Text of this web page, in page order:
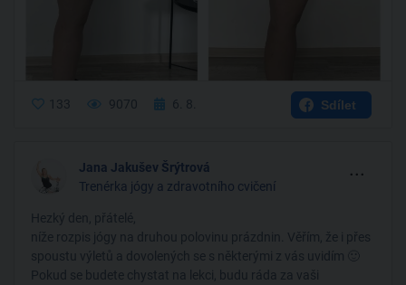
133 9070 6. 8. Sdílet
Jana Jakušev Šrýtrová
Trenérka jógy a zdravotního cvičení
...
Hezký den, přátelé,
níže rozpis jógy na druhou polovinu prázdnin. Věřím, že i přes
spoustu výletů a dovolených se s některými z vás uvidím 🙂
Pokud se budete chystat na lekci, budu ráda za vaši